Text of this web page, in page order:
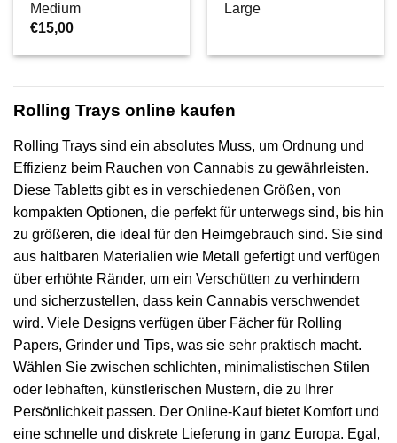
Medium
€15,00
Large
Rolling Trays online kaufen
Rolling Trays sind ein absolutes Muss, um Ordnung und
Effizienz beim Rauchen von Cannabis zu gewährleisten.
Diese Tabletts gibt es in verschiedenen Größen, von
kompakten Optionen, die perfekt für unterwegs sind, bis hin
zu größeren, die ideal für den Heimgebrauch sind. Sie sind
aus haltbaren Materialien wie Metall gefertigt und verfügen
über erhöhte Ränder, um ein Verschütten zu verhindern
und sicherzustellen, dass kein Cannabis verschwendet
wird. Viele Designs verfügen über Fächer für Rolling
Papers, Grinder und Tips, was sie sehr praktisch macht.
Wählen Sie zwischen schlichten, minimalistischen Stilen
oder lebhaften, künstlerischen Mustern, die zu Ihrer
Persönlichkeit passen. Der Online-Kauf bietet Komfort und
eine schnelle und diskrete Lieferung in ganz Europa. Egal,